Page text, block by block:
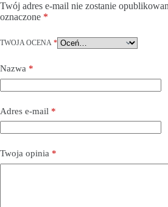
Twój adres e-mail nie zostanie
oznaczone *
TWOJA OCENA *
Nazwa *
Adres e-mail *
Twoja opinia *